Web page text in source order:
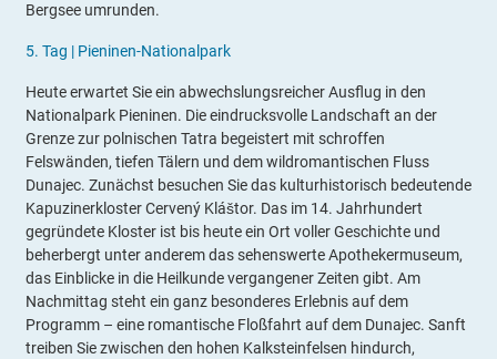
Bergsee umrunden.
5. Tag | Pieninen-Nationalpark
Heute erwartet Sie ein abwechslungsreicher Ausflug in den
Nationalpark Pieninen. Die eindrucksvolle Landschaft an der
Grenze zur polnischen Tatra begeistert mit schroffen
Felswänden, tiefen Tälern und dem wildromantischen Fluss
Dunajec. Zunächst besuchen Sie das kulturhistorisch bedeutende
Kapuzinerkloster Cervený Kláštor. Das im 14. Jahrhundert
gegründete Kloster ist bis heute ein Ort voller Geschichte und
beherbergt unter anderem das sehenswerte Apothekermuseum,
das Einblicke in die Heilkunde vergangener Zeiten gibt. Am
Nachmittag steht ein ganz besonderes Erlebnis auf dem
Programm – eine romantische Floßfahrt auf dem Dunajec. Sanft
treiben Sie zwischen den hohen Kalksteinfelsen hindurch,